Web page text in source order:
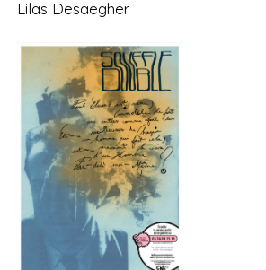
Lilas Desaegher